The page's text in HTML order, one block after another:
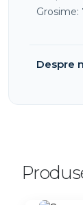
Grosime:
Despre